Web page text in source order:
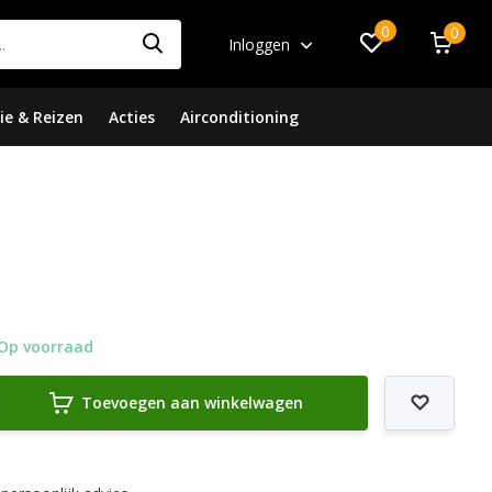
Inloggen
0 0
& Reizen Acties Airconditioning
voorraad
Toevoegen aan winkelwagen